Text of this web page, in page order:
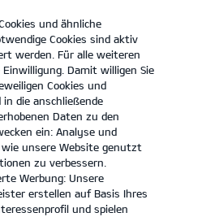
KONTAKT
und ähnliche
Cookies sind aktiv
werden. Für alle weiteren
Damit willigen Sie
Cookies und
die anschließende
Daten zu den
ein: Analyse und
unsere Website genutzt
zu verbessern.
Werbung: Unsere
erstellen auf Basis Ihres
und spielen